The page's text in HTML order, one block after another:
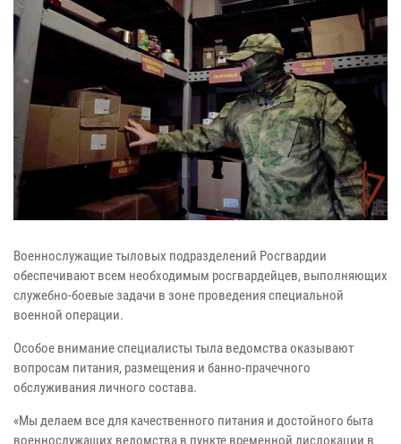
Военнослужащие тыловых подразделений Росгвардии
обеспечивают всем необходимым росгвардейцев, выполняющих
служебно-боевые задачи в зоне проведения специальной
военной операции.
Особое внимание специалисты тыла ведомства оказывают
вопросам питания, размещения и банно-прачечного
обслуживания личного состава.
«Мы делаем все для качественного питания и достойного быта
военнослужащих ведомства в пункте временной дислокации в